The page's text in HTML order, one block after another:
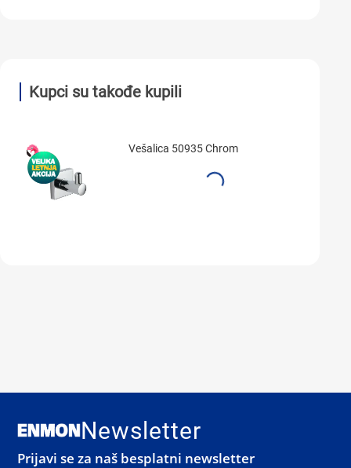
Kupci su takođe kupili
Vešalica 50935 Chrom
Newsletter
Prijavi se za naš besplatni newsletter